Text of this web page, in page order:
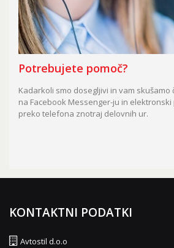
Potrebujete pomoč?
Kadarkoli smo dosegljivi in vam skušamo
na Facebook Messenger-ju in
preko telefona znotraj delovnih ur.
KONTAKTNI PODATKI
Avtostil d.o.o